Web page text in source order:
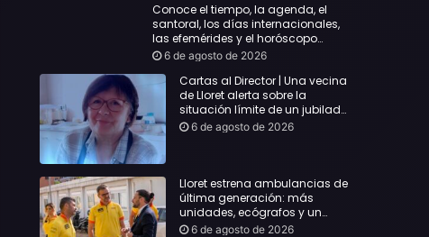
Conoce el tiempo, la agenda, el
santoral, los días internacionales,
las efemérides y el horóscopo…
6 de agosto de 2026
Cartas al Director | Una vecina
de Lloret alerta sobre la
situación límite de un jubilado
de 65 años y pide una
6 de agosto de 2026
Lloret estrena ambulancias de
última generación: más
unidades, ecógrafos y un
servicio reforzado las 24 horas
6 de agosto de 2026